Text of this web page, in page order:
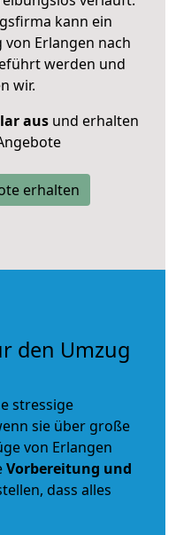
kann ein
Erlangen nach
werden und
wir.
ausund erhalten
erhalten
den Umzug
stressige
sie über große
von Erlangen
Vorbereitung und
dass alles